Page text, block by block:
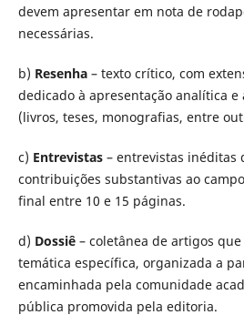
devem apresentar em nota de
necessárias.
b) Resenha– texto crítico, com
dedicado à apresentação analítica e
(livros, teses, monografias, entre
c) Entrevistas– entrevistas inéditas
contribuições substantivas ao
final entre 10 e 15 páginas.
d) Dossiê– coletânea de artigos
temática específica, organizada a
encaminhada pela comunidade
pública promovida pela editoria.